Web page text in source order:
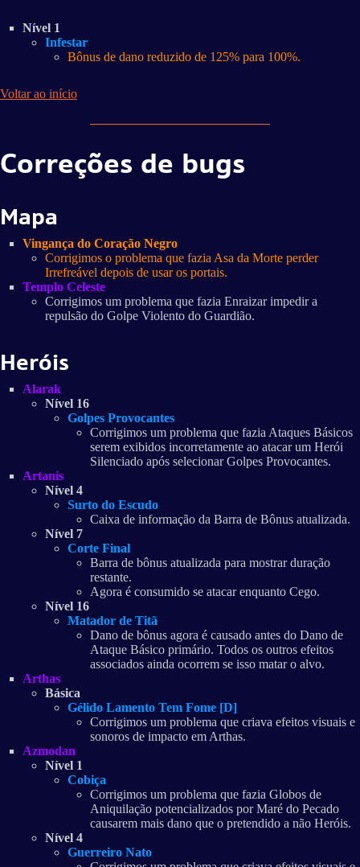
Nível 1
Infestar
Bônus de dano reduzido de 125% para 100%.
Voltar ao início
Correções de bugs
Mapa
Vingança do Coração Negro
Corrigimos o problema que fazia Asa da Morte perder
Irrefreável depois de usar os portais.
Templo Celeste
Corrigimos um problema que fazia Enraizar impedir a
repulsão do Golpe Violento do Guardião.
Heróis
Alarak
Nível 16
Golpes Provocantes
Corrigimos um problema que fazia Ataques Básicos
serem exibidos incorretamente ao atacar um Herói
Silenciado após selecionar Golpes Provocantes.
Artanis
Nível 4
Surto do Escudo
Caixa de informação da Barra de Bônus atualizada.
Nível 7
Corte Final
Barra de bônus atualizada para mostrar duração
restante.
Agora é consumido se atacar enquanto Cego.
Nível 16
Matador de Titã
Dano de bônus agora é causado antes do Dano de
Ataque Básico primário. Todos os outros efeitos
associados ainda ocorrem se isso matar o alvo.
Arthas
Básica
Gélido Lamento Tem Fome [D]
Corrigimos um problema que criava efeitos visuais e
sonoros de impacto em Arthas.
Azmodan
Nível 1
Cobiça
Corrigimos um problema que fazia Globos de
Aniquilação potencializados por Maré do Pecado
causarem mais dano que o pretendido a não Heróis.
Nível 4
Guerreiro Nato